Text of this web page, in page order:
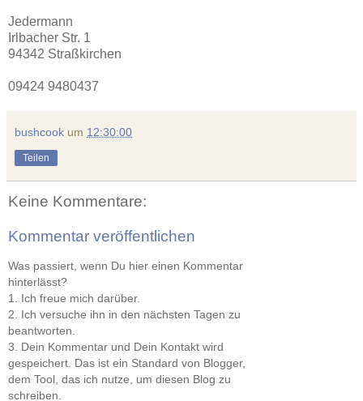
Jedermann
Irlbacher Str. 1
94342 Straßkirchen
09424 9480437
bushcook um 12:30:00
Teilen
Keine Kommentare:
Kommentar veröffentlichen
Was passiert, wenn Du hier einen Kommentar
hinterlässt?
1. Ich freue mich darüber.
2. Ich versuche ihn in den nächsten Tagen zu
beantworten.
3. Dein Kommentar und Dein Kontakt wird
gespeichert. Das ist ein Standard von Blogger,
dem Tool, das ich nutze, um diesen Blog zu
schreiben.